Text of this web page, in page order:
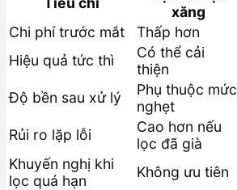
xăng
Chi phí trước mắt
Thấp hơn
Hiệu quả tức thì
Có thể cải
thiện
Độ bền sau xử lý
Phụ thuộc mức
nghẹt
Rủi ro lặp lỗi
Cao hơn nếu
lọc đã già
Khuyến nghị khi
lọc quá hạn
Không ưu tiên